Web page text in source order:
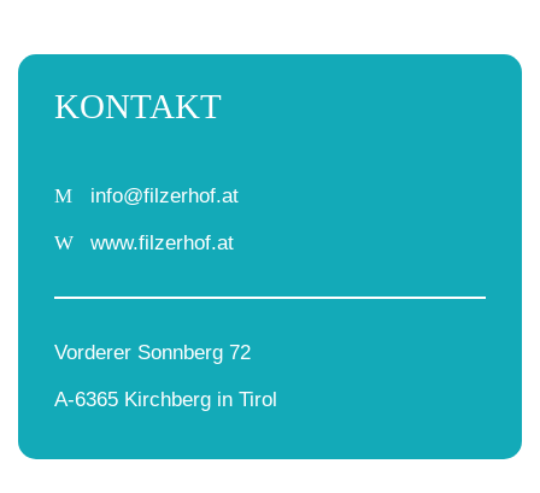
KONTAKT
M info@filzerhof.at
W www.filzerhof.at
Vorderer Sonnberg 72
A-6365 Kirchberg in Tirol